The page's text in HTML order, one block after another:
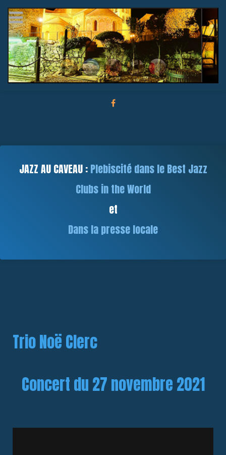
JAZZ AU CAVEAU :Plebiscité dans le Best Jazz
Clubs in the World
et
Dans la presse locale
Trio Noë Clerc
Concert du 27 novembre 2021